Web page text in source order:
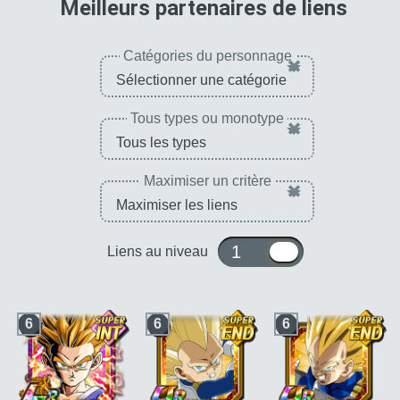
Meilleurs partenaires de liens
Catégories du personnage×
Tous types ou monotype ×
Maximiser un critère ×
Liens au niveau 1 ou 10
6 6 6